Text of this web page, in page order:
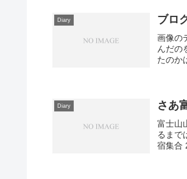
Diary ブロ
画像の
んだの
たのか
Diary さあ
富士山
るまで
宿集合